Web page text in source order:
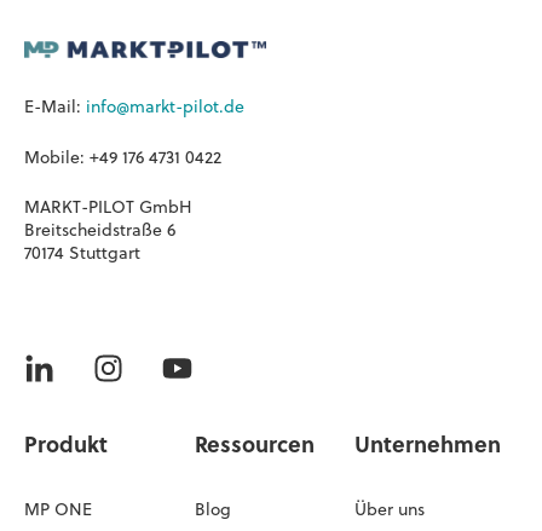
E-Mail: info@markt-pilot.de
Mobile: +49 176 4731 0422
MARKT-PILOT GmbH
Breitscheidstraße 6
70174 Stuttgart
Produkt
MP ONE
Ressourcen
Blog
Unternehmen
Über uns